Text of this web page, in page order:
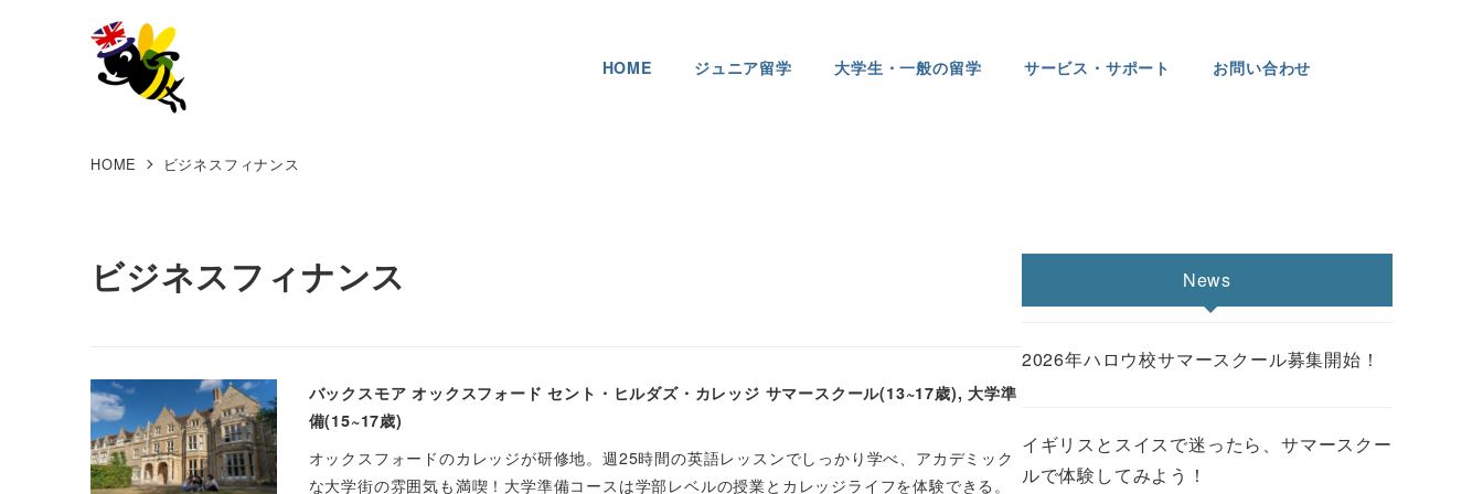
HOME ジュニア留学 大学生・一般の留学 サービス・サポート お問い合わせ
HOME ビジネスフィナンス
ビジネスフィナンス
バックスモア オックスフォード セント・ヒルダズ・カレッジ サマースクール(13~17歳), 大学準
備(15~17歳)
オックスフォードのカレッジが研修地。週25時間の英語レッスンでしっかり学べ、アカデミック
な大学街の雰囲気も満喫！大学準備コースは学部レベルの授業とカレッジライフを体験できる。
News
2026年ハロウ校サマースクール募集開始！
イギリスとスイスで迷ったら、サマースクー
ルで体験してみよう！